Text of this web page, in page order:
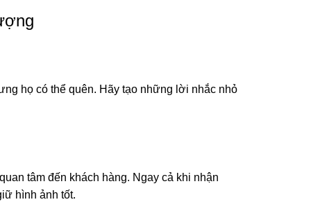
họ có thể quên. Hãy tạo những lời nhắc nhỏ
tâm đến khách hàng. Ngay cả khi nhận
hình ảnh tốt.